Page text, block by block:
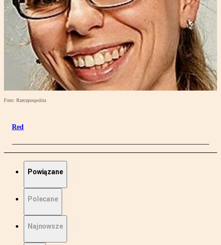
Foto: Rzeczpospolita
Red
Powiązane
Polecane
Najnowsze